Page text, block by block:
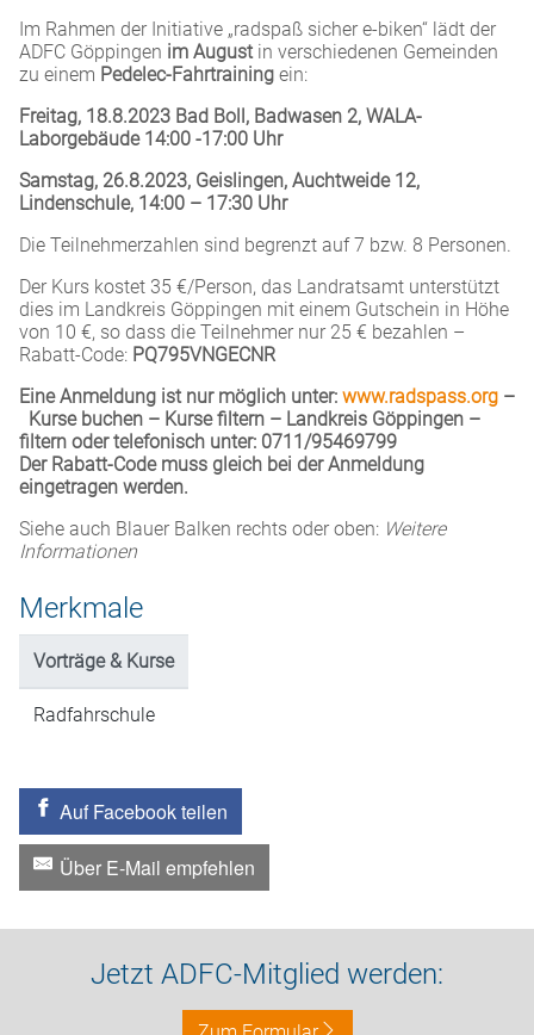
Im Rahmen der Initiative „radspaß sicher e-biken“ lädt der
ADFC Göppingen im Augustin verschiedenen Gemeinden
zu einem Pedelec-Fahrtraining ein:
Freitag, 18.8.2023 Bad Boll, Badwasen 2, WALA-
Laborgebäude 14:00 -17:00 Uhr
Samstag, 26.8.2023, Geislingen, Auchtweide 12,
Lindenschule, 14:00 – 17:30 Uhr
Die Teilnehmerzahlen sind begrenzt auf 7 bzw. 8 Personen.
Der Kurs kostet 35 €/Person, das Landratsamt unterstützt
dies im Landkreis Göppingen mit einem Gutschein in Höhe
von 10 €, so dass die Teilnehmer nur 25 € bezahlen –
Rabatt-Code: PQ795VNGECNR
Eine Anmeldung ist nur möglich unter: www.radspass.org –
Kurse buchen – Kurse filtern – Landkreis Göppingen –
filtern oder telefonisch unter: 0711/95469799
Der Rabatt-Code muss gleich bei der Anmeldung
eingetragen werden.
Siehe auch Blauer Balken rechts oder oben: Weitere
Informationen
Merkmale
Vorträge & Kurse
Radfahrschule
Auf Facebook teilen
Über E-Mail empfehlen
Jetzt ADFC-Mitglied werden: